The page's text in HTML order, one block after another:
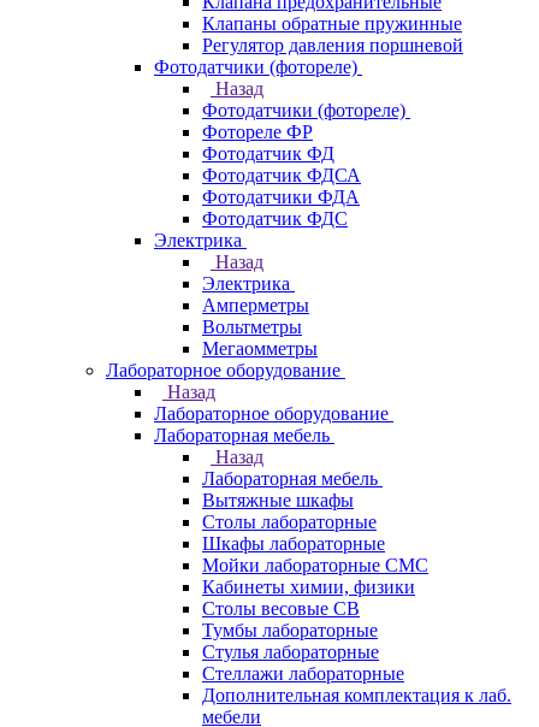
Клапаны обратные пружинные
Регулятор давления поршневой
Фотодатчики (фотореле)
Назад
Фотодатчики (фотореле)
Фотореле ФР
Фотодатчик ФД
Фотодатчик ФДСА
Фотодатчики ФДА
Фотодатчик ФДС
Электрика
Назад
Электрика
Амперметры
Вольтметры
Мегаомметры
Лабораторное оборудование
Назад
Лабораторное оборудование
Лабораторная мебель
Назад
Лабораторная мебель
Вытяжные шкафы
Столы лабораторные
Шкафы лабораторные
Мойки лабораторные СМС
Кабинеты химии, физики
Столы весовые СВ
Тумбы лабораторные
Стулья лабораторные
Стеллажи лабораторные
Дополнительная комплектация к лаб.
мебели